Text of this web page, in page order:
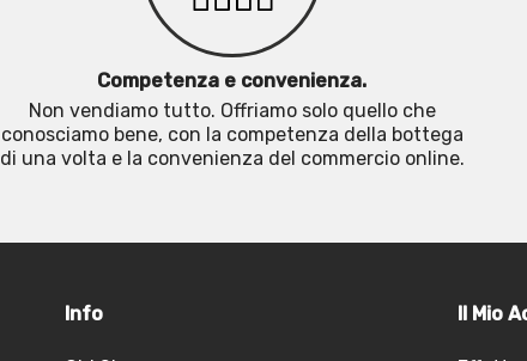
Competenza e convenienza.
Non vendiamo tutto. Offriamo solo quello che
conosciamo bene, con la competenza della bottega
di una volta e la convenienza del commercio online.
Info Il Mio